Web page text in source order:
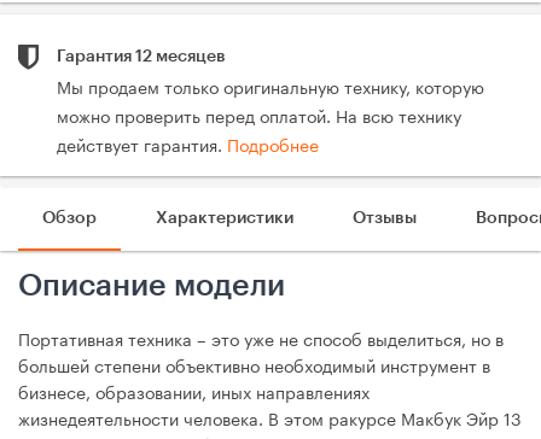
Гарантия 12 месяцев
Мы продаем только оригинальную технику, которую
можно проверить перед оплатой. На всю технику
действует гарантия. Подробнее
Обзор Характеристики Отзывы
Описание модели
Портативная техника – это уже не способ выделиться, но в
большей степени объективно необходимый инструмент в
бизнесе, образовании, иных направлениях
жизнедеятельности человека. В этом ракурсе Макбук Эйр 13